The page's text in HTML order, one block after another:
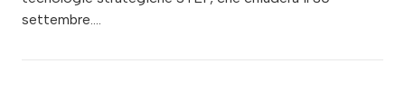
settembre.…